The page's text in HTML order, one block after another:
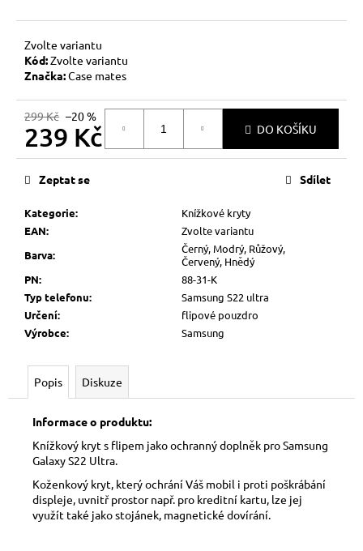
Zvolte variantu
Kód:Zvolte variantu
Značka:Case mates
299 Kč –20 %
239 Kč
Měrná
DO KOŠÍKU
Kategorie:
Knížkové kryty
EAN:
Zvolte variantu
Barva:
Černý, Modrý, Růžový,
Červený, Hnědý
PN:
88-31-K
Typ telefonu:
Samsung S22 ultra
Určení:
flipové pouzdro
Výrobce: Samsung
Zeptat se Sdílet
Popis Diskuze
Informace o produktu:
Knížkový kryt s flipem jako ochranný doplněk pro Samsung
Galaxy S22 Ultra.
Koženkový kryt, který ochrání Váš mobil i proti poškrábání
displeje, uvnitř prostor např. pro kreditní kartu, lze jej
využít také jako stojánek, magnetické dovírání.
e
m
e